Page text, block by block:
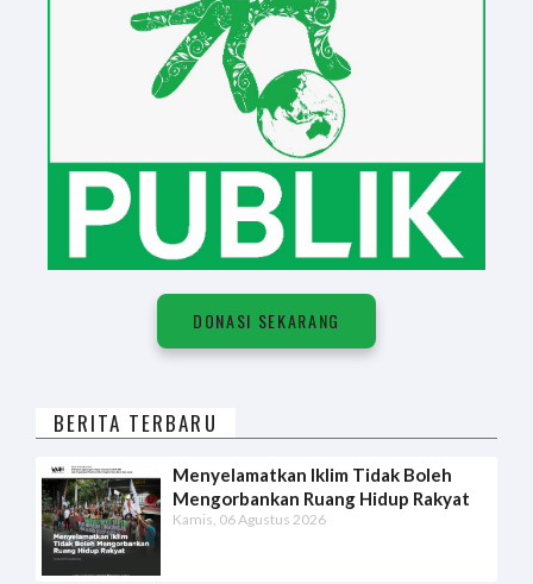
DONASI SEKARANG
BERITA TERBARU
Menyelamatkan Iklim Tidak Boleh
Mengorbankan Ruang Hidup Rakyat
Kamis, 06 Agustus 2026